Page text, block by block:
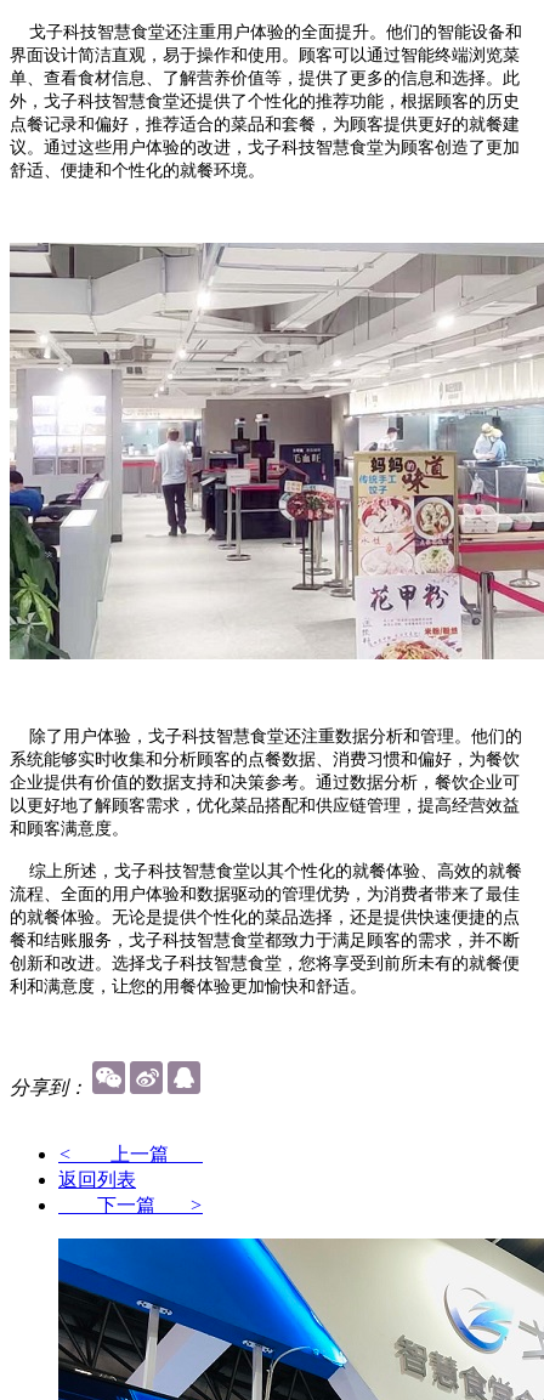
戈子科技智慧食堂还注重用户体验的全面提升。他们的智能设备和
界面设计简洁直观，易于操作和使用。顾客可以通过智能终端浏览菜
单、查看食材信息、了解营养价值等，提供了更多的信息和选择。此
外，戈子科技智慧食堂还提供了个性化的推荐功能，根据顾客的历史
点餐记录和偏好，推荐适合的菜品和套餐，为顾客提供更好的就餐建
议。通过这些用户体验的改进，戈子科技智慧食堂为顾客创造了更加
舒适、便捷和个性化的就餐环境。
除了用户体验，戈子科技智慧食堂还注重数据分析和管理。他们的
系统能够实时收集和分析顾客的点餐数据、消费习惯和偏好，为餐饮
企业提供有价值的数据支持和决策参考。通过数据分析，餐饮企业可
以更好地了解顾客需求，优化菜品搭配和供应链管理，提高经营效益
和顾客满意度。
综上所述，戈子科技智慧食堂以其个性化的就餐体验、高效的就餐
流程、全面的用户体验和数据驱动的管理优势，为消费者带来了最佳
的就餐体验。无论是提供个性化的菜品选择，还是提供快速便捷的点
餐和结账服务，戈子科技智慧食堂都致力于满足顾客的需求，并不断
创新和改进。选择戈子科技智慧食堂，您将享受到前所未有的就餐便
利和满意度，让您的用餐体验更加愉快和舒适。
分享到：
< 上一篇
返回列表
下一篇 >